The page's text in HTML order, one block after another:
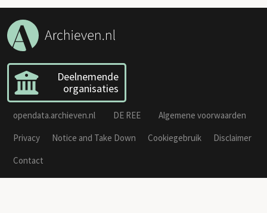
Deelnemende
organisaties
opendata.archieven.nl DE REE
Algemene voorwaarden
Privacy
Notice and Take Down Cookiegebruik
Disclaimer
Contact